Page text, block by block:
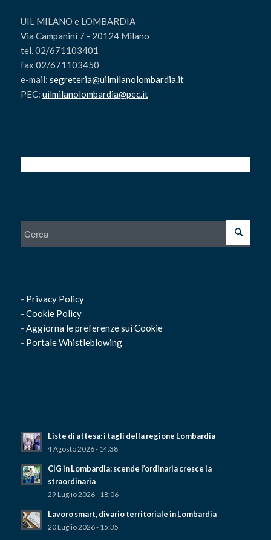
UIL MILANO e LOMBARDIA
Via Campanini 7 - 20124 Milano
tel. 02/671103401
fax 02/671103450
e-mail: segreteria@uilmilanolombardia.it
PEC: uilmilanolombardia@pec.it
- Privacy Policy
- Cookie Policy
- Aggiorna le preferenze sui Cookie
- Portale Whistleblowing
Liste di attesa: i tagli della regione Lombardia
4 Agosto 2026 - 14:38
CIG in Lombardia: scende l’ordinaria cresce la
straordinaria
29 Luglio 2026 - 18:06
Lavoro smart, divario territoriale in Lombardia
20 Luglio 2026 - 15:35